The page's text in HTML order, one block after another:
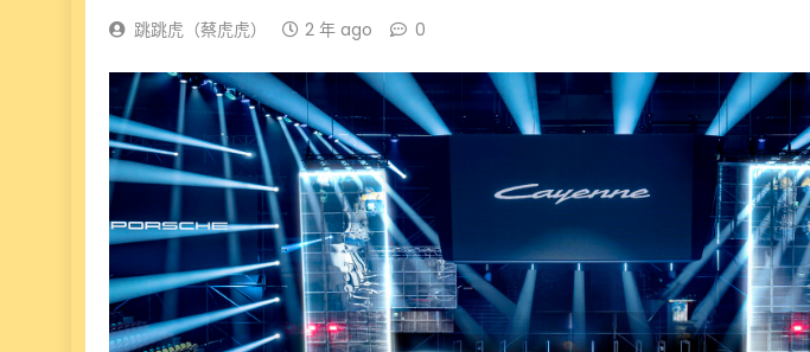
跳跳虎（蔡虎虎） 2 年 ago 0